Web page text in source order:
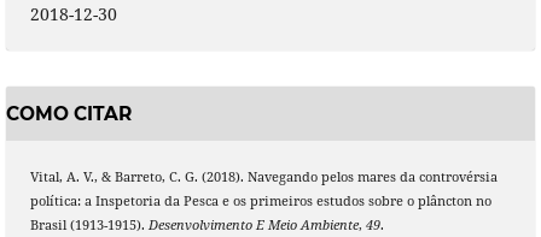
2018-12-30
COMO CITAR
Vital, A. V., & Barreto, C. G. (2018). Navegando pelos mares da controvérsia
política: a Inspetoria da Pesca e os primeiros estudos sobre o plâncton no
Brasil (1913-1915). Desenvolvimento E Meio Ambiente, 49.